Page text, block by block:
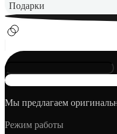
Подарки
Мы предлагаем
Режим работы